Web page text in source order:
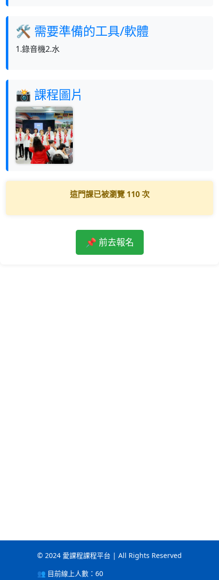
🛠 需要準備的工具/軟體
1.錄音機2.水
📸 課程圖片
這門課已被瀏覽 110次
📌 前去報名
© 2024 愛課程課程平台 | All Rights Reserved
👥 目前線上人數： 60